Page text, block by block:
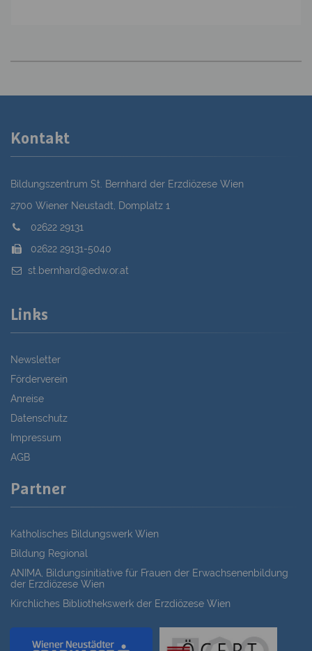
Kontakt
Bildungszentrum St. Bernhard der Erzdiözese Wien
2700 Wiener Neustadt, Domplatz 1
02622 29131
02622 29131-5040
st.bernhard@edw.or.at
Links
Newsletter
Förderverein
Anreise
Datenschutz
Impressum
AGB
Partner
Katholisches Bildungswerk Wien
Bildung Regional
ANIMA, Bildungsinitiative für Frauen der Erwachsenenbildung
der Erzdiözese Wien
Kirchliches Bibliothekswerk der Erzdiözese Wien